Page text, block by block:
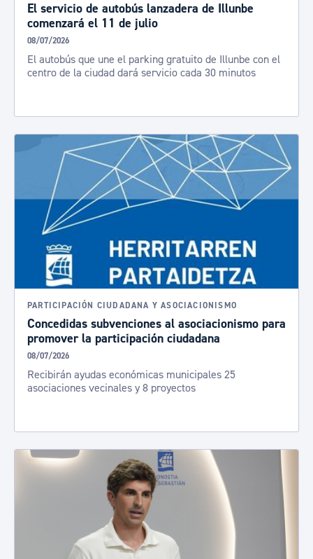
El servicio de autobús lanzadera de Illunbe
comenzará el 11 de julio
08/07/2026
El autobús que une el parking gratuito de Illunbe con el
centro de la ciudad dará servicio cada 30 minutos
PARTICIPACIÓN CIUDADANA Y ASOCIACIONISMO
Concedidas subvenciones al asociacionismo para
promover la participación ciudadana
08/07/2026
Recibirán ayudas económicas municipales 25
asociaciones vecinales y 8 proyectos